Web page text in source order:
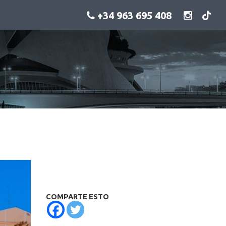
+34 963 695 408
COMPARTE ESTO